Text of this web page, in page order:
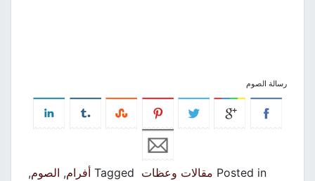
رسالة الصوم
Posted in مقالات وعظات Tagged أفرام ,الصوم,